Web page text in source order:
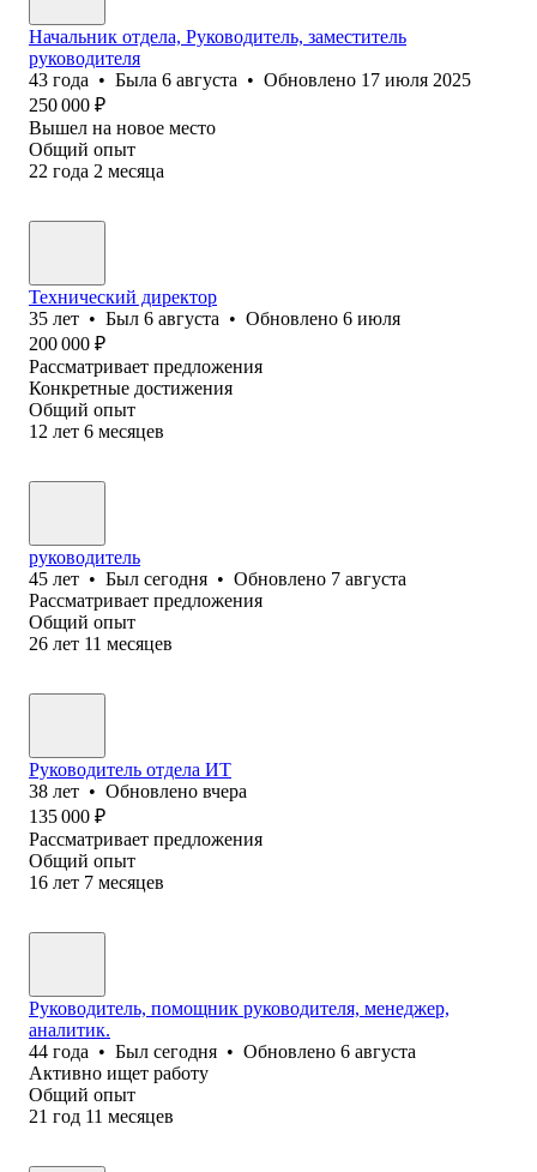
Начальник отдела, Руководитель, заместитель
руководителя
43 года • Была 6 августа • Обновлено 17 июля 2025
250 000 ₽
Вышел на новое место
Общий опыт
22 года 2 месяца
Технический директор
35 лет • Был 6 августа • Обновлено 6 июля
200 000 ₽
Рассматривает предложения
Конкретные достижения
Общий опыт
12 лет 6 месяцев
руководитель
45 лет • Был сегодня • Обновлено 7 августа
Рассматривает предложения
Общий опыт
26 лет 11 месяцев
Руководитель отдела ИТ
38 лет • Обновлено вчера
135 000 ₽
Рассматривает предложения
Общий опыт
16 лет 7 месяцев
Руководитель, помощник руководителя, менеджер,
аналитик.
44 года • Был сегодня • Обновлено 6 августа
Активно ищет работу
Общий опыт
21 год 11 месяцев